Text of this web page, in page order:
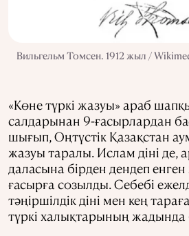
Вильгельм Томсен. 1912 жыл /
«Көне түркі жазуы» араб
салдарынан 9-ғасырлардан
шығып, Оңтүстік Қазақстан
жазуы таралы. Ислам діні де,
даласына бірден дендеп
ғасырға созылды. Себебі
тәңіршілдік діні мен кең
түркі халықтарының жадында